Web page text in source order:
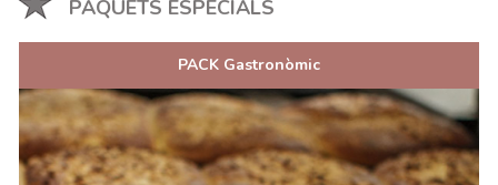
PAQUETS ESPECIALS
PACK Gastronòmic